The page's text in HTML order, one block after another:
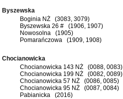
Byszewska
Boginia NŻ (3083, 3079)
Byszewska 26 # (1906, 1907)
Nowosolna (1905)
Pomarańczowa (1909, 1908)
Chocianowicka
Chocianowicka 143 NŻ (0088, 0083)
Chocianowicka 199 NŻ (0082, 0089)
Chocianowicka 57 NŻ (0086, 0085)
Chocianowicka 95 NŻ (0087, 0084)
Pabianicka (2016)